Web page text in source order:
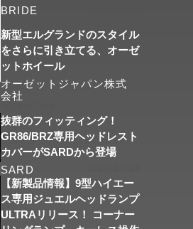
BRIDE
新型エルグランドのスタイル
をさらに引き立てる、オーゼ
ットホイール
オーゼットジャパン株式
会社
抜群のフィッティング！
GR86/BRZ専用ヘッドレスト
カバーがSARDから登場
SARD
【新製品情報】9型ハイエー
ス専用ジュエルヘッドランプ
ULTRAリリース！ コーナー